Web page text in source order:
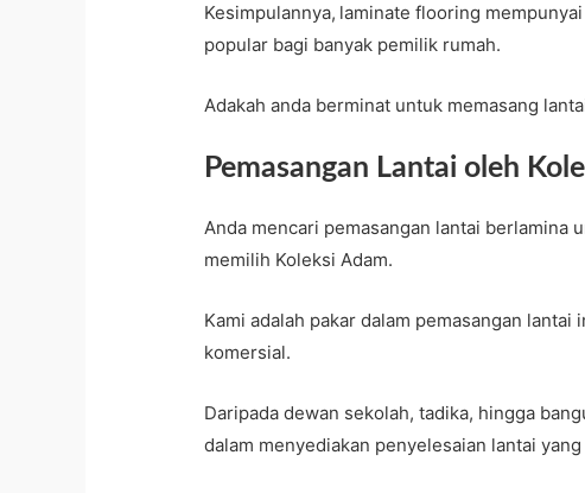
Kesimpulannya, laminate flooring
popular bagi banyak pemilik rumah.
Adakah anda berminat untuk memasang
Pemasangan Lantai oleh
Anda mencari pemasangan lantai berlamina
memilih Koleksi Adam.
Kami adalah pakar dalam pemasangan
komersial.
Daripada dewan sekolah, tadika, hingga
dalam menyediakan penyelesaian lantai